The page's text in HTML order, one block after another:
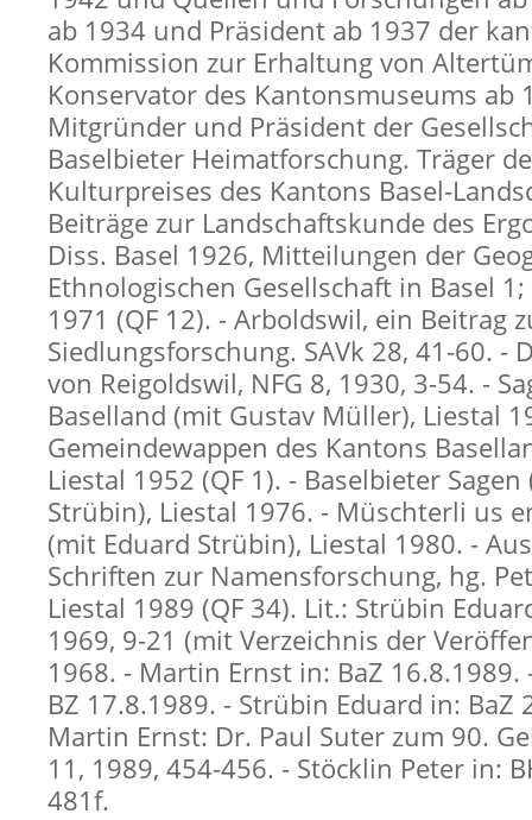
ab 1934 und Präsident ab 1937 der
Kommission zur Erhaltung von
Konservator des Kantonsmuseums ab
Mitgründer und Präsident der
Baselbieter Heimatforschung. Träger
Kulturpreises des Kantons Basel-
Beiträge zur Landschaftskunde des
Diss. Basel 1926, Mitteilungen der
Ethnologischen Gesellschaft in Basel
1971 (QF 12). - Arboldswil, ein Beitrag
Siedlungsforschung. SAVk 28, 41-60. -
von Reigoldswil, NFG 8, 1930, 3-54. -
Baselland (mit Gustav Müller), Liestal
Gemeindewappen des Kantons
Liestal 1952 (QF 1). - Baselbieter
Strübin), Liestal 1976. - Müschterli us
(mit Eduard Strübin), Liestal 1980. -
Schriften zur Namensforschung, hg.
Liestal 1989 (QF 34). Lit.: Strübin
1969, 9-21 (mit Verzeichnis der
1968. - Martin Ernst in: BaZ 16.8.1989.
BZ 17.8.1989. - Strübin Eduard in: BaZ
Martin Ernst: Dr. Paul Suter zum 90.
11, 1989, 454-456. - Stöcklin Peter in:
481f.